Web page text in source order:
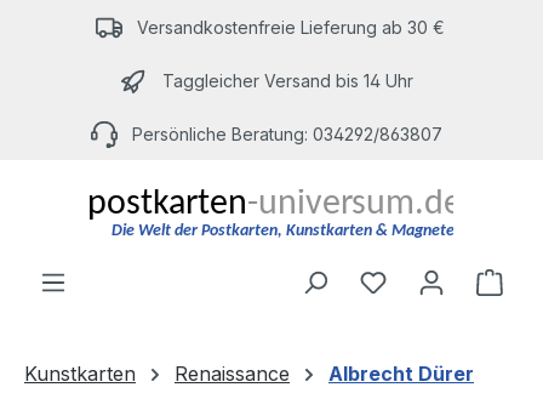
Zum Hauptinhalt springenVersandkostenfreie Lieferung ab 30 €
Taggleicher Versand bis 14 Uhr
Persönliche Beratung: 034292/863807
Du hast 0
Kunstkarten Renaissance Albrecht Dürer